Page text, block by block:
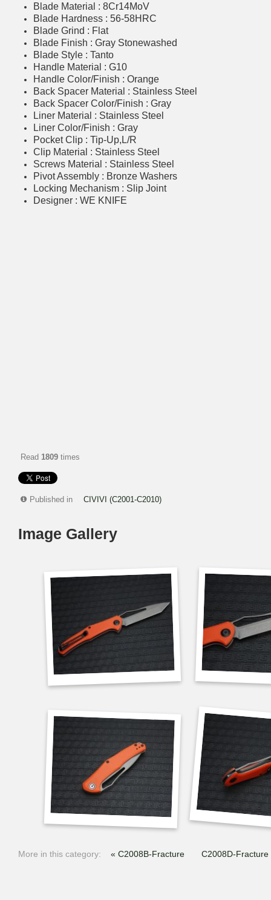
Blade Material : 8Cr14MoV
Blade Hardness : 56-58HRC
Blade Grind : Flat
Blade Finish : Gray Stonewashed
Blade Style : Tanto
Handle Material : G10
Handle Color/Finish : Orange
Back Spacer Material : Stainless Steel
Back Spacer Color/Finish : Gray
Liner Material : Stainless Steel
Liner Color/Finish : Gray
Pocket Clip : Tip-Up,L/R
Clip Material : Stainless Steel
Screws Material : Stainless Steel
Pivot Assembly : Bronze Washers
Locking Mechanism : Slip Joint
Designer : WE KNIFE
Read 1809 times
Published in CIVIVI (C2001-C2010)
Image Gallery
More in this category: « C2008B-Fracture C2008D-Fracture